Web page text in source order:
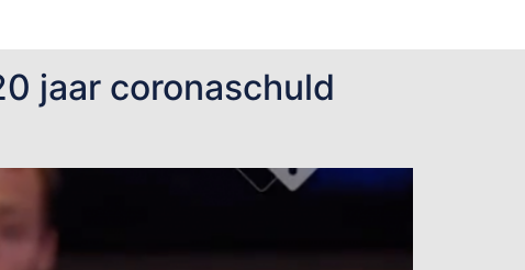
jaar coronaschuld